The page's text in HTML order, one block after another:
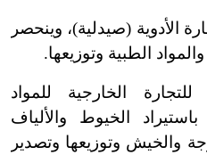
الأدوية (صيدلية)، وينحصر
الطبية وتوزيعها.
الخارجية للمواد
الخيوط والألياف
والخيش وتوزيعها وتصدير